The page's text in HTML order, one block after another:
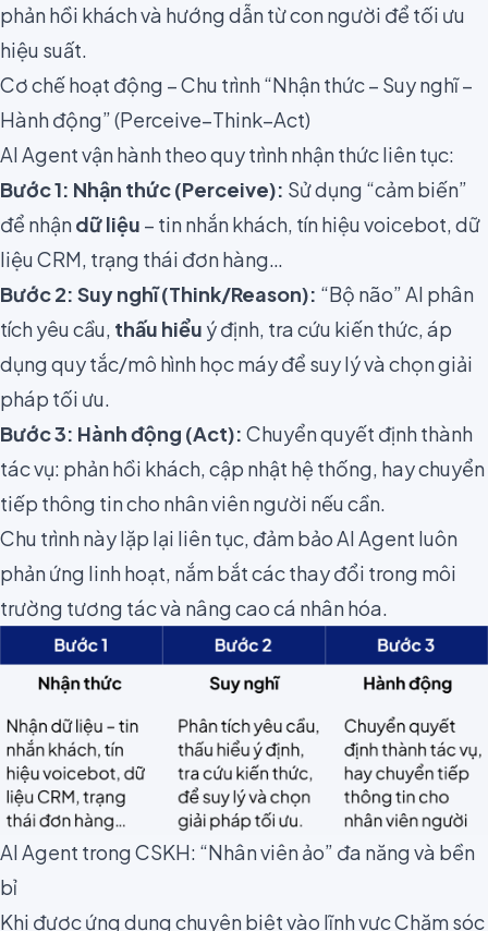
phản hồi khách và hướng dẫn từ con người để tối ưu
hiệu suất.
Cơ chế hoạt động – Chu trình “Nhận thức – Suy nghĩ –
Hành động” (Perceive–Think–Act)
AI Agent vận hành theo quy trình nhận thức liên tục:
Bước 1: Nhận thức (Perceive): Sử dụng “cảm biến”
để nhậndữ liệu – tin nhắn khách, tín hiệu voicebot, dữ
liệu CRM, trạng thái đơn hàng…
Bước 2: Suy nghĩ (Think/Reason): “Bộ não” AI phân
tích yêu cầu, thấu hiểu ý định, tra cứu kiến thức, áp
dụng quy tắc/mô hình học máy để suy lý và chọn giải
pháp tối ưu.
Bước 3: Hành động (Act): Chuyển quyết định thành
tác vụ: phản hồi khách, cập nhật hệ thống, hay chuyển
tiếp thông tin cho nhân viên người nếu cần.
Chu trình này lặp lại liên tục, đảm bảo AI Agent luôn
phản ứng linh hoạt, nắm bắt các thay đổi trong môi
trường tương tác và nâng cao cá nhân hóa.
AI Agent trong CSKH: “Nhân viên ảo” đa năng và bền
bỉ
Khi được ứng dụng chuyên biệt vào lĩnh vực Chăm sóc